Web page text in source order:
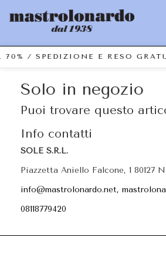
/ SPEDIZIONE E RESO
Solo in negozio
Puoi trovare questo
Info contatti
SOLE S.R.L.
Piazzetta Aniello Falcone, 1 80127
info@mastrolonardo.net,
08118779420